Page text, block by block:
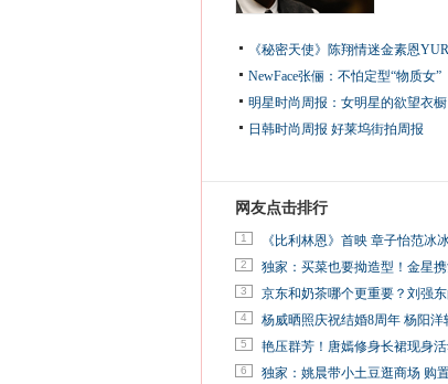
《秘密天使》陈翔情迷金素恩
NewFace张俪：不怕定型“物质女”
明星时尚周报：女明星的欲望衣橱
日韩时尚周报 好莱坞街拍周报
网友点击排行
1 《比利林恩》首映 章子怡范冰
2 独家：买菜也要拗造型！金星
3 京东和奶茶哪个更重要？刘强东
4 杨威晒照庆祝结婚8周年 杨阳洋
5 艳压群芳！唐嫣修身长裙现身
6 独家：姚晨带小土豆逛商场 购